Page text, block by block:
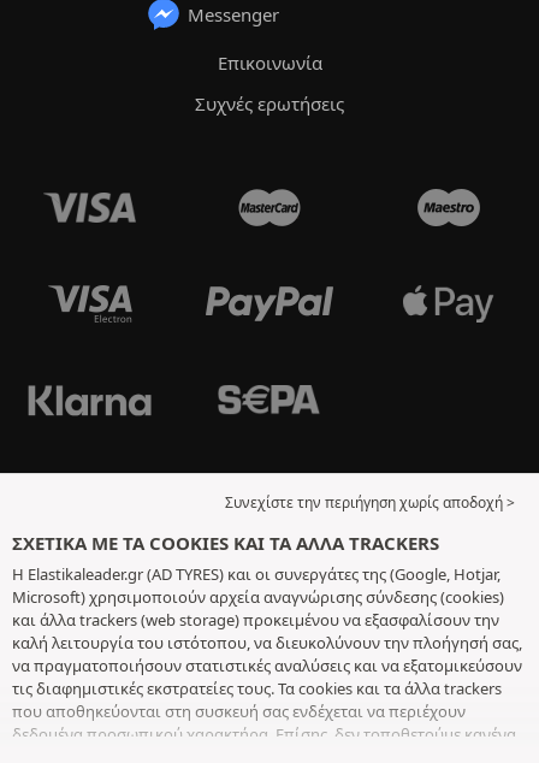
Messenger
Επικοινωνία
Συχνές ερωτήσεις
Συνεχίστε την περιήγηση χωρίς αποδοχή >
ΣΧΕΤΙΚΆ ΜΕ ΤΑ COOKIES ΚΑΙ ΤΑ ΆΛΛΑ TRACKERS
Η Elastikaleader.gr (AD TYRES) και οι συνεργάτες της (Google, Hotjar,
Microsoft) χρησιμοποιούν αρχεία αναγνώρισης σύνδεσης (cookies)
και άλλα trackers (web storage) προκειμένου να εξασφαλίσουν την
καλή λειτουργία του ιστότοπου, να διευκολύνουν την πλοήγησή σας,
να πραγματοποιήσουν στατιστικές αναλύσεις και να εξατομικεύσουν
τις διαφημιστικές εκστρατείες τους. Τα cookies και τα άλλα trackers
που αποθηκεύονται στη συσκευή σας ενδέχεται να περιέχουν
δεδομένα προσωπικού χαρακτήρα. Επίσης, δεν τοποθετούμε κανένα